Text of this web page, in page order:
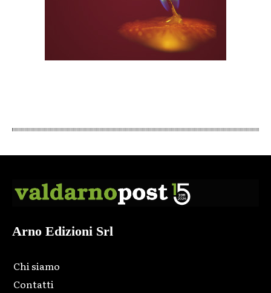
Arno Edizioni Srl
Chi siamo
Contatti